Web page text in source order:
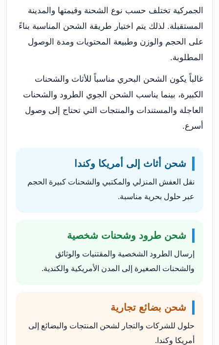
الجمركية تختلف حسب نوع الشحنة وقيمتها والمدينة
المستقبلة. لذلك يتم اختيار طريقة الشحن المناسبة بناءً
على الحجم والوزن وطبيعة المحتويات ومدة الوصول
المطلوبة.
غالباً يكون الشحن البحري مناسباً للأثاث والشحنات
الكبيرة، بينما يناسب الشحن الجوي الطرود والشحنات
العاجلة والمستندات والمنتجات التي تحتاج إلى وصول
أسرع.
شحن أثاث إلى أمريكا وكندا
نقل العفش المنزلي والمكتبي والشحنات كبيرة الحجم
عبر حلول بحرية مناسبة.
شحن طرود وشحنات شخصية
إرسال الطرود الشخصية والمقتنيات والوثائق
والشحنات الصغيرة إلى المدن الأمريكية والكندية.
شحن بضائع تجارية
حلول للشركات والتجار لشحن المنتجات والبضائع إلى
أمريكا وكندا.